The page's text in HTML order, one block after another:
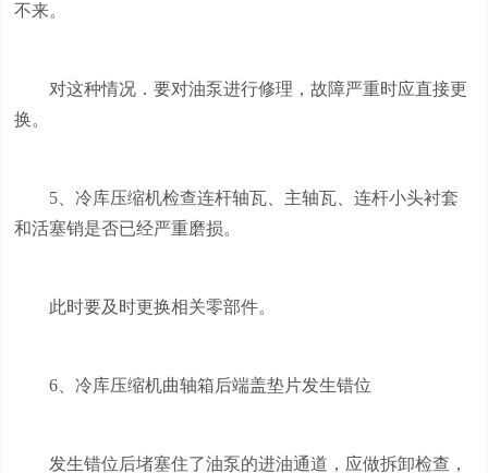
不来。
对这种情况．要对油泵进行修理，故障严重时应直接更
换。
5、冷库压缩机检查连杆轴瓦、主轴瓦、连杆小头衬套
和活塞销是否已经严重磨损。
此时要及时更换相关零部件。
6、冷库压缩机曲轴箱后端盖垫片发生错位
发生错位后堵塞住了油泵的进油通道，应做拆卸检查，